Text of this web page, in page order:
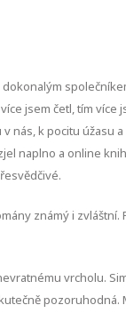
jsem četl, tím více
nás, k pocitu úžasu
naplno a online
známý i zvláštní.
vrcholu.
pozoruhodná.